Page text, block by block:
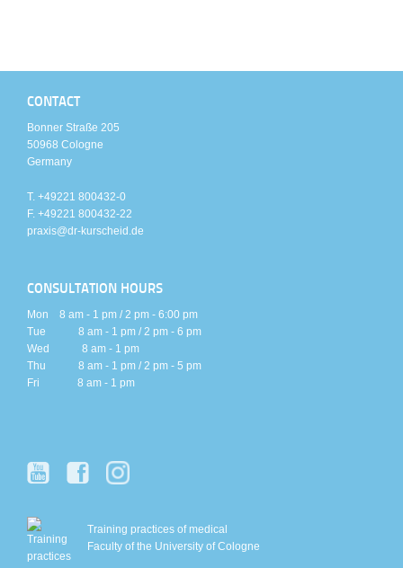
CONTACT
Bonner Straße 205
50968 Cologne
Germany
T. +49221 800432-0
F. +49221 800432-22
praxis@dr-kurscheid.de
CONSULTATION HOURS
Mon 8 am - 1 pm / 2 pm - 6:00 pm
Tue 8 am - 1 pm / 2 pm - 6 pm
Wed 8 am - 1 pm
Thu 8 am - 1 pm / 2 pm - 5 pm
Fri 8 am - 1 pm
Training practices of medical
Faculty of the University of Cologne